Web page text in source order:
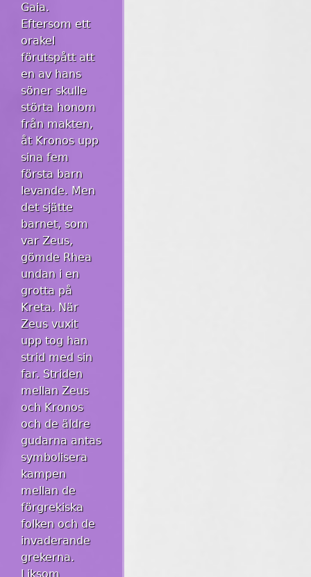
Gaia.
Eftersom ett
orakel
förutspått att
en av hans
söner skulle
störta honom
från makten,
åt Kronos upp
sina fem
första barn
levande. Men
det sjätte
barnet, som
var Zeus,
gömde Rhea
undan i en
grotta på
Kreta. När
Zeus vuxit
upp tog han
strid med sin
far. Striden
mellan Zeus
och Kronos
och de äldre
gudarna antas
symbolisera
kampen
mellan de
förgrekiska
folken och de
invaderande
grekerna.
Liksom